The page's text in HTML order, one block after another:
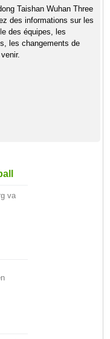
Taishan Wuhan Three
des informations sur les
des équipes, les
les changements de
va